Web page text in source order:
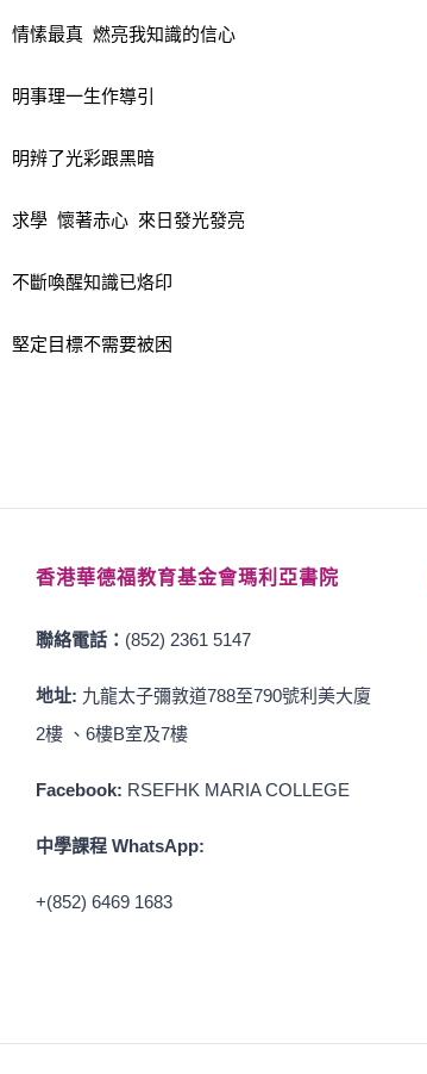
情愫最真 燃亮我知識的信心
明事理一生作導引
明辨了光彩跟黑暗
求學 懷著赤心 來日發光發亮
不斷喚醒知識已烙印
堅定目標不需要被困
香港華德福教育基金會瑪利亞書院
聯絡電話： (852) 2361 5147
地址: 九龍太子彌敦道788至790號利美大廈
2樓 、6樓B室及7樓
Facebook: RSEFHK MARIA COLLEGE
中學課程 WhatsApp:
+(852) 6469 1683